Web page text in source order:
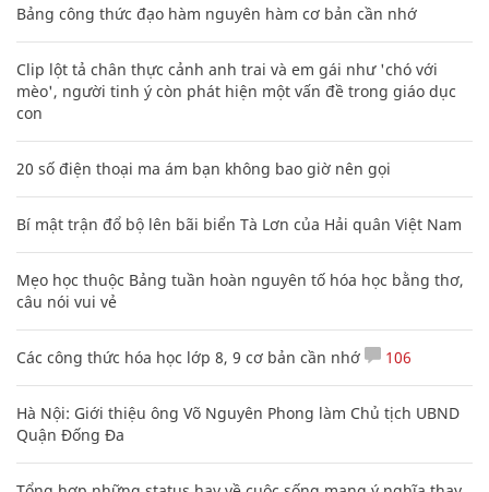
Bảng công thức đạo hàm nguyên hàm cơ bản cần nhớ
Clip lột tả chân thực cảnh anh trai và em gái như 'chó với
mèo', người tinh ý còn phát hiện một vấn đề trong giáo dục
con
20 số điện thoại ma ám bạn không bao giờ nên gọi
Bí mật trận đổ bộ lên bãi biển Tà Lơn của Hải quân Việt Nam
Mẹo học thuộc Bảng tuần hoàn nguyên tố hóa học bằng thơ,
câu nói vui vẻ
Các công thức hóa học lớp 8, 9 cơ bản cần nhớ 106
Hà Nội: Giới thiệu ông Võ Nguyên Phong làm Chủ tịch UBND
Quận Đống Đa